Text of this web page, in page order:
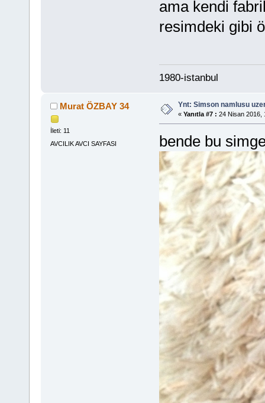
ama kendi
resimdeki gibi
1980-istanbul
Murat ÖZBAY 34
İleti: 11
AVCILIK AVCI SAYFASI
Ynt: Simson namlusu
« Yanıtla #7 : 24 Nisan 2016,
bende bu